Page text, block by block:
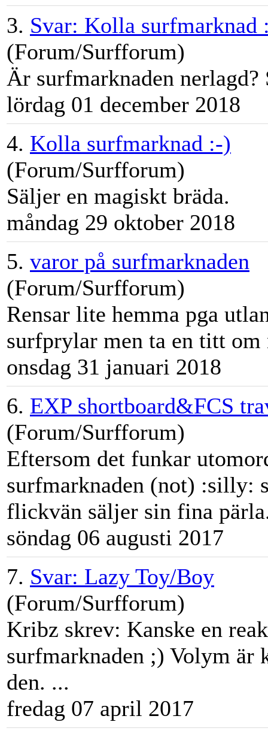
3. Svar: Kolla surfmarknad
(Forum/Surfforum)
Är surfmarknaden
lördag 01 december 2018
4. Kolla surfmarknad :-)
(Forum/Surfforum)
Säljer en magiskt bräda.
måndag 29 oktober 2018
5. varor på surfmarknaden
(Forum/Surfforum)
Rensar lite hemma pga
surfprylar men ta en titt
onsdag 31 januari 2018
6. EXP shortboard&FCS
(Forum/Surfforum)
Eftersom det funkar
surfmarknaden (not) :silly:
flickvän säljer sin fina
söndag 06 augusti 2017
7. Svar: Lazy Toy/Boy
(Forum/Surfforum)
Kribz skrev: Kanske en
surfmarknaden ;) Volym är
den. ...
fredag 07 april 2017